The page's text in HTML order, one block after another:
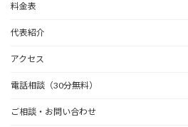
料金表
代表紹介
アクセス
電話相談（30分無料）
ご相談・お問い合わせ